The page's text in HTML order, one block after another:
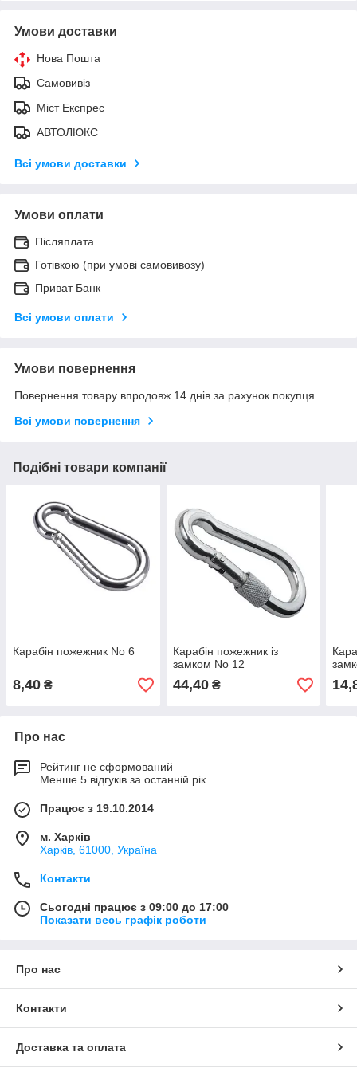
Умови доставки
Нова Пошта
Самовивіз
Міст Експрес
АВТОЛЮКС
Всі умови доставки
Умови оплати
Післяплата
Готівкою (при умові самовивозу)
Приват Банк
Всі умови оплати
Умови повернення
Повернення товару впродовж 14 днів за рахунок покупця
Всі умови повернення
Подібні товари компанії
Карабін пожежник No 6
8,40 ₴
Карабін пожежник із
замком No 12
44,40₴
Про нас
Рейтинг не сформований
Менше 5 відгуків за останній рік
Працює з 19.10.2014
м. Харків
Харків, 61000, Україна
Контакти
Сьогодні працює з 09:00 до 17:00
Показати весь графік роботи
Про нас
Контакти
Доставка та оплата